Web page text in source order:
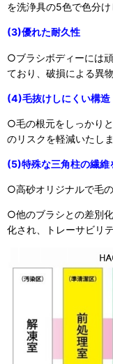
を洗浄具の5色で色分け
(3)優れた耐久性
○ブラシボディーには
ており、破損による異
(4)毛抜けしにくい構造
○毛の根元をしっかり
のリスクを軽減いたしま
(5)特殊な三角柱の繊
○高砂オリジナルで毛
○他のブラシとの差別
化され、トレーサビリ